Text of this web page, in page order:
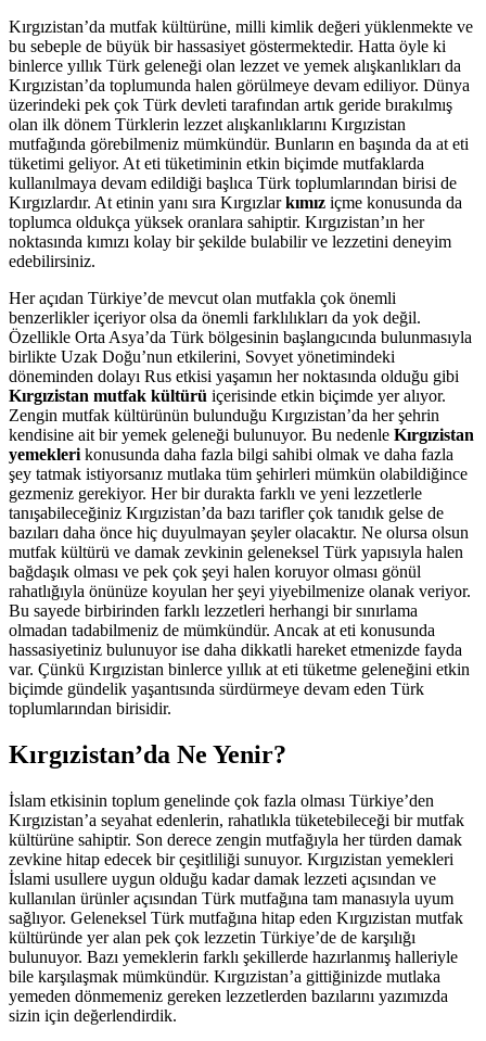
Kırgızistan’da mutfak kültürüne, milli kimlik değeri yüklenmekte ve
bu sebeple de büyük bir hassasiyet göstermektedir. Hatta öyle ki
binlerce yıllık Türk geleneği olan lezzet ve yemek alışkanlıkları da
Kırgızistan’da toplumunda halen görülmeye devam ediliyor. Dünya
üzerindeki pek çok Türk devleti tarafından artık geride bırakılmış
olan ilk dönem Türklerin lezzet alışkanlıklarını Kırgızistan
mutfağında görebilmeniz mümkündür. Bunların en başında da at eti
tüketimi geliyor. At eti tüketiminin etkin biçimde mutfaklarda
kullanılmaya devam edildiği başlıca Türk toplumlarından birisi de
Kırgızlardır. At etinin yanı sıra Kırgızlarkımız içme konusunda da
toplumca oldukça yüksek oranlara sahiptir. Kırgızistan’ın her
noktasında kımızı kolay bir şekilde bulabilir ve lezzetini deneyim
edebilirsiniz.
Her açıdan Türkiye’de mevcut olan mutfakla çok önemli
benzerlikler içeriyor olsa da önemli farklılıkları da yok değil.
Özellikle Orta Asya’da Türk bölgesinin başlangıcında bulunmasıyla
birlikte Uzak Doğu’nun etkilerini, Sovyet yönetimindeki
döneminden dolayı Rus etkisi yaşamın her noktasında olduğu gibi
Kırgızistan mutfak kültürü içerisinde etkin biçimde yer alıyor.
Zengin mutfak kültürünün bulunduğu Kırgızistan’da her şehrin
kendisine ait bir yemek geleneği bulunuyor. Bu nedenle Kırgızistan
yemekleri konusunda daha fazla bilgi sahibi olmak ve daha fazla
şey tatmak istiyorsanız mutlaka tüm şehirleri mümkün olabildiğince
gezmeniz gerekiyor. Her bir durakta farklı ve yeni lezzetlerle
tanışabileceğiniz Kırgızistan’da bazı tarifler çok tanıdık gelse de
bazıları daha önce hiç duyulmayan şeyler olacaktır. Ne olursa olsun
mutfak kültürü ve damak zevkinin geleneksel Türk yapısıyla halen
bağdaşık olması ve pek çok şeyi halen koruyor olması gönül
rahatlığıyla önünüze koyulan her şeyi yiyebilmenize olanak veriyor.
Bu sayede birbirinden farklı lezzetleri herhangi bir sınırlama
olmadan tadabilmeniz de mümkündür. Ancak at eti konusunda
hassasiyetiniz bulunuyor ise daha dikkatli hareket etmenizde fayda
var. Çünkü Kırgızistan binlerce yıllık at eti tüketme geleneğini etkin
biçimde gündelik yaşantısında sürdürmeye devam eden Türk
toplumlarından birisidir.
Kırgızistan’da Ne Yenir?
İslam etkisinin toplum genelinde çok fazla olması Türkiye’den
Kırgızistan’a seyahat edenlerin, rahatlıkla tüketebileceği bir mutfak
kültürüne sahiptir. Son derece zengin mutfağıyla her türden damak
zevkine hitap edecek bir çeşitliliği sunuyor. Kırgızistan yemekleri
İslami usullere uygun olduğu kadar damak lezzeti açısından ve
kullanılan ürünler açısından Türk mutfağına tam manasıyla uyum
sağlıyor. Geleneksel Türk mutfağına hitap eden Kırgızistan mutfak
kültüründe yer alan pek çok lezzetin Türkiye’de de karşılığı
bulunuyor. Bazı yemeklerin farklı şekillerde hazırlanmış halleriyle
bile karşılaşmak mümkündür. Kırgızistan’a gittiğinizde mutlaka
yemeden dönmemeniz gereken lezzetlerden bazılarını yazımızda
sizin için değerlendirdik.